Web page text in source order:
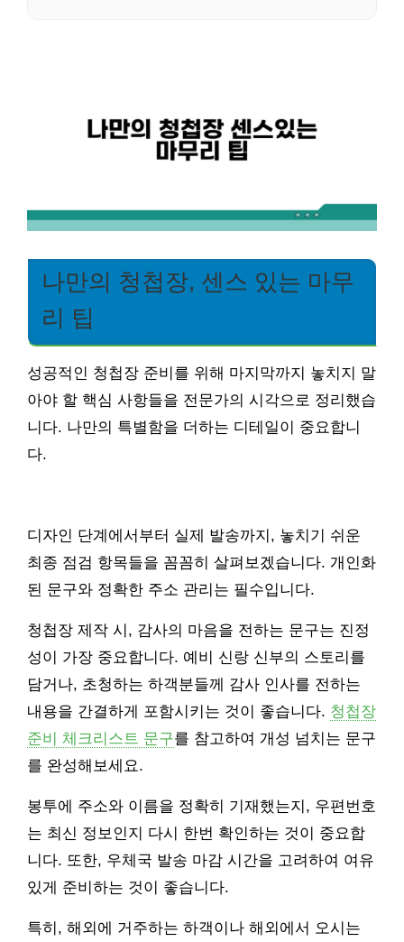
나만의 청첩장, 센스 있는 마무
리 팁
성공적인 청첩장 준비를 위해 마지막까지 놓치지 말
아야 할 핵심 사항들을 전문가의 시각으로 정리했습
니다. 나만의 특별함을 더하는 디테일이 중요합니
다.
디자인 단계에서부터 실제 발송까지, 놓치기 쉬운
최종 점검 항목들을 꼼꼼히 살펴보겠습니다. 개인화
된 문구와 정확한 주소 관리는 필수입니다.
청첩장 제작 시, 감사의 마음을 전하는 문구는 진정
성이 가장 중요합니다. 예비 신랑 신부의 스토리를
담거나, 초청하는 하객분들께 감사 인사를 전하는
내용을 간결하게 포함시키는 것이 좋습니다. 청첩장
준비 체크리스트 문구를 참고하여 개성 넘치는 문구
를 완성해보세요.
봉투에 주소와 이름을 정확히 기재했는지, 우편번호
는 최신 정보인지 다시 한번 확인하는 것이 중요합
니다. 또한, 우체국 발송 마감 시간을 고려하여 여유
있게 준비하는 것이 좋습니다.
특히, 해외에 거주하는 하객이나 해외에서 오시는